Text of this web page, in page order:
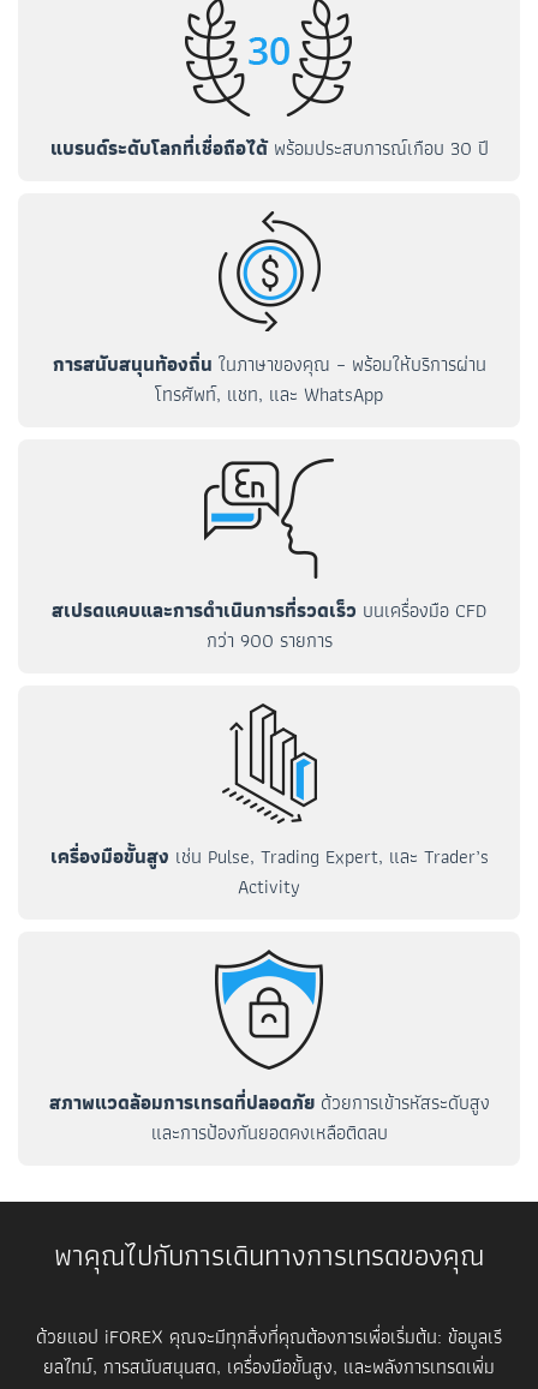
แบรนด์ระดับโลกที่เชื่อถือได้พร้อมประสบการณ์เกือบ 30 ปี
การสนับสนุนท้องถิ่น ในภาษาของคุณ – พร้อมให้บริการผ่าน
โทรศัพท์, แชท, และ WhatsApp
สเปรดแคบและการดำเนินการที่รวดเร็ว บนเครื่องมือ CFD
กว่า 900 รายการ
เครื่องมือขั้นสูง เช่น Pulse, Trading Expert, และ Trader’s
Activity
สภาพแวดล้อมการเทรดที่ปลอดภัยด้วยการเข้ารหัสระดับสูง
และการป้องกันยอดคงเหลือติดลบ
พาคุณไปกับการเดินทางการเทรดของคุณ
ด้วยแอป iFOREX คุณจะมีทุกสิ่งที่คุณต้องการเพื่อเริ่มต้น: ข้อมูลเรี
ยลไทม์, การสนับสนุนสด, เครื่องมือขั้นสูง, และพลังการเทรดเพิ่ม